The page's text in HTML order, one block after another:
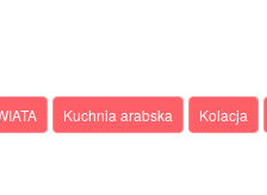
Kuchnia arabska Kolacja